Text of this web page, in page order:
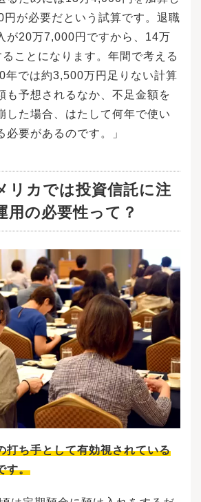
が必要だという試算です。退職
が20万7,000円ですから、14万
ことになります。年間で考える
年では約3,500万円足りない計算
も予想されるなか、不足金額を
した場合、はたして何年で使い
必要があるのです。」
リカでは投資信託に注
用の必要性って？
打ち手として有効視されている
す。